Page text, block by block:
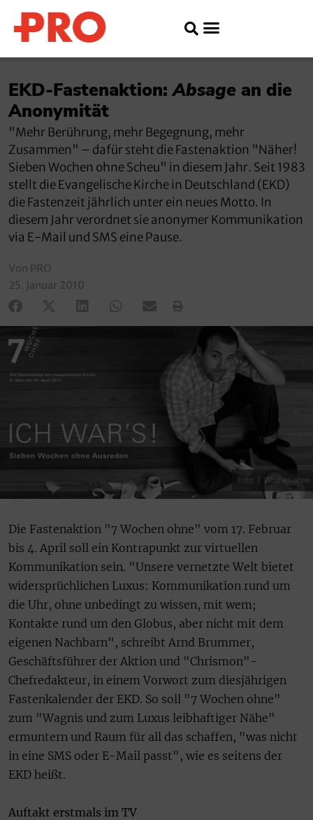
EKD-Fastenaktion:Absage an die
Anonymität
"Mehr Berührung, mehr Begegnung, mehr
Zusammen" – dafür steht die Fastenaktion "Näher!
Sieben Wochen ohne Scheu" in diesem Jahr. Seit 1983
stellt die Evangelische Kirche in Deutschland (EKD)
die Fastenzeit jährlich unter ein neues Motto. In
diesem Jahr verordnet sie anonymer Kommunikation
via E-Mail und SMS eine Pause.
Von PRO
25. Januar 2010
Foto: 7 Wochen ohne
Die Fastenaktion "7 Wochen ohne" vom 17. Februar
bis 4. April soll ein Kontrapunkt zur virtuellen
Kommunikation sein. "Unsere vernetzte Welt bietet
widersprüchlichen Luxus: Kommunikation rund um
die Uhr, ohne unbedingt zu wissen, mit wem;
Kontakte rund um den Globus, aber nicht mit dem
eigenen Nachbarn", schreibt Arnd Brummer,
Geschäftsführer der Aktion und "Chrismon"-
Chefredakteur, in einem Vorwort zum diesjährigen
Fastenkalender der EKD. So soll "7 Wochen ohne"
zum "Wagnis und zum Luxus leibhaftiger Nähe"
ermuntern und Raum für all das schaffen, "was nicht
in eine SMS oder E-Mail passt", wie es seitens der
EKD heißt.
Auftakt erstmals im TV